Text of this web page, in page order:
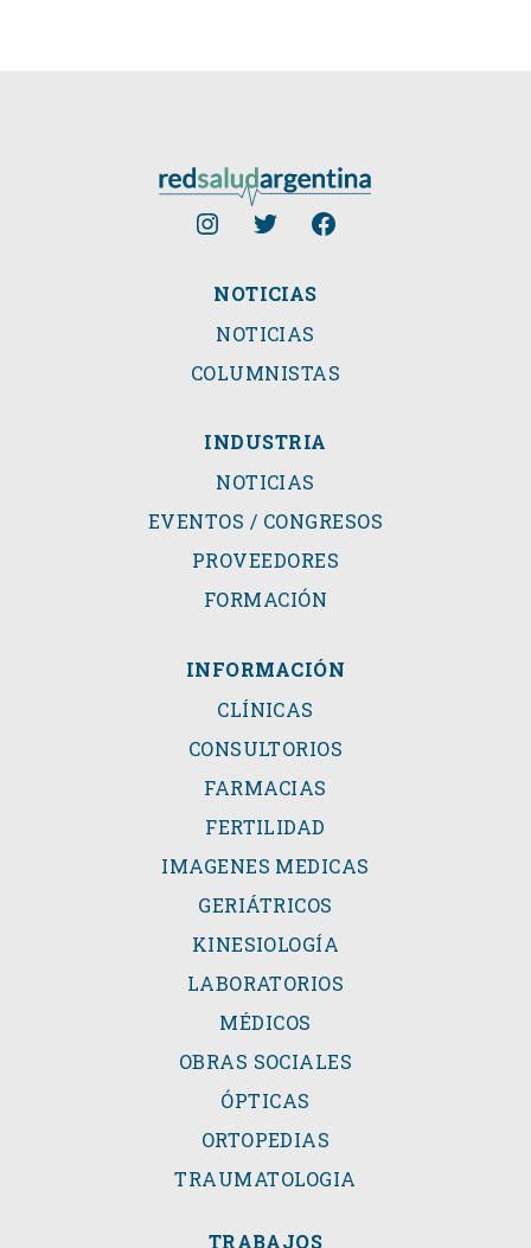
NOTICIAS
NOTICIAS
COLUMNISTAS
INDUSTRIA
NOTICIAS
EVENTOS / CONGRESOS
PROVEEDORES
FORMACIÓN
INFORMACIÓN
CLÍNICAS
CONSULTORIOS
FARMACIAS
FERTILIDAD
IMAGENES MEDICAS
GERIÁTRICOS
KINESIOLOGÍA
LABORATORIOS
MÉDICOS
OBRAS SOCIALES
ÓPTICAS
ORTOPEDIAS
TRAUMATOLOGIA
TRABAJOS